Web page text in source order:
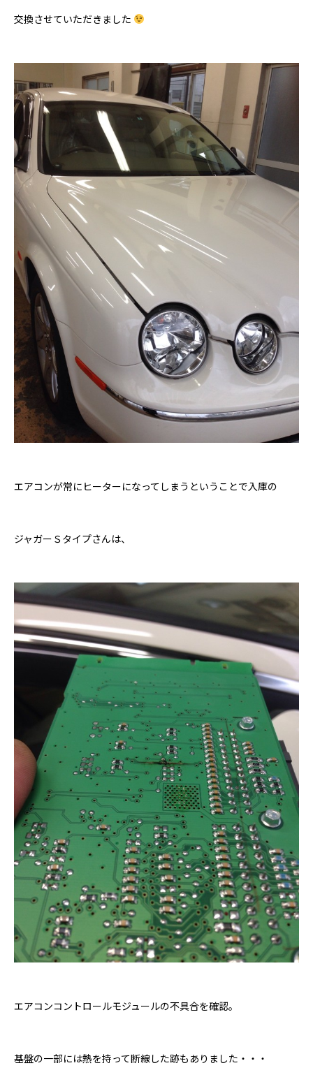
交換させていただきました
エアコンが常にヒーターになってしまうということで入庫の
ジャガーＳタイプさんは、
エアコンコントロールモジュールの不具合を確認。
基盤の一部には熱を持って断線した跡もありました・・・